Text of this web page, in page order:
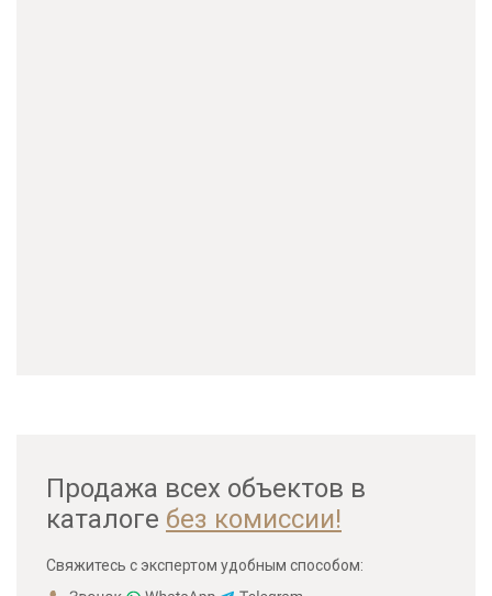
Продажа всех объектов в
каталоге без комиссии!
Свяжитесь с экспертом удобным способом: